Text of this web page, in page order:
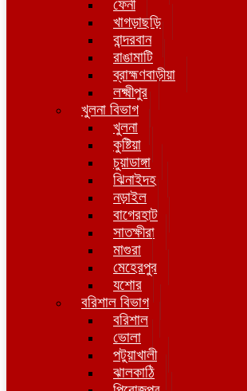
ফেনী
খাগড়াছড়ি
বান্দরবান
রাঙামাটি
ব্রাহ্মণবাড়ীয়া
লক্ষ্মীপুর
খুলনা বিভাগ
খুলনা
কুষ্টিয়া
চুয়াডাঙ্গা
ঝিনাইদহ
নড়াইল
বাগেরহাট
সাতক্ষীরা
মাগুরা
মেহেরপুর
যশোর
বরিশাল বিভাগ
বরিশাল
ভোলা
পটুয়াখালী
ঝালকাঠি